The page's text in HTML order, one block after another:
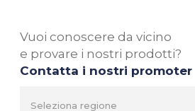
Vuoi conoscere da vicino
e provare i nostri prodotti?
Contatta i nostri promoter